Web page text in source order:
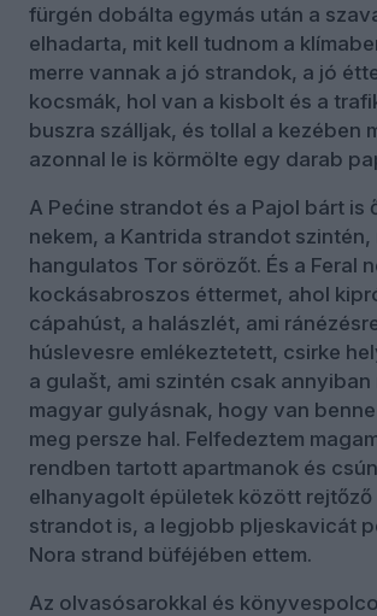
fürgén dobálta egymás után a
elhadarta, mit kell tudnom a
merre vannak a jó strandok, a jó
kocsmák, hol van a kisbolt és a
buszra szálljak, és tollal a kezében
azonnal le is körmölte egy darab
A Pećine strandot és a Pajol bárt is
nekem, a Kantrida strandot szintén,
hangulatos Tor sörözőt. És a Feral
kockásabroszos éttermet, ahol
cápahúst, a halászlét, ami
húslevesre emlékeztetett, csirke
a gulašt, ami szintén csak annyiban
magyar gulyásnak, hogy van
meg persze hal. Felfedeztem
rendben tartott apartmanok és
elhanyagolt épületek között rejtőző
strandot is, a legjobb pljeskavicát
Nora strand büféjében ettem.
Az olvasósarokkal és